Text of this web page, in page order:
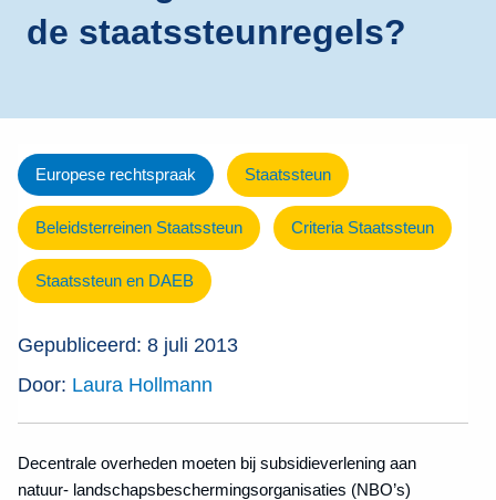
de staatssteunregels?
Europese rechtspraak Staatssteun
Beleidsterreinen Staatssteun Criteria Staatssteun
Staatssteun en DAEB
Gepubliceerd: 8 juli 2013
Door: Laura Hollmann
Decentrale overheden moeten bij subsidieverlening aan
natuur- landschaps­beschermings­organisaties (NBO’s)